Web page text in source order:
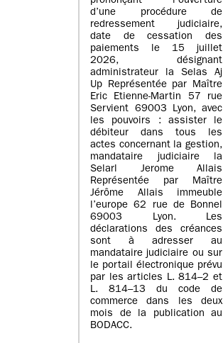
d’une procédure de
redressement judiciaire,
date de cessation des
paiements le 15 juillet
2026, désignant
administrateur la Selas Aj
Up Représentée par Maître
Eric Etienne-Martin 57 rue
Servient 69003 Lyon, avec
les pouvoirs : assister le
débiteur dans tous les
actes concernant la gestion,
mandataire judiciaire la
Selarl Jerome Allais
Représentée par Maître
Jérôme Allais immeuble
l’europe 62 rue de Bonnel
69003 Lyon. Les
déclarations des créances
sont à adresser au
mandataire judiciaire ou sur
le portail électronique prévu
par les articles L. 814–2 et
L. 814–13 du code de
commerce dans les deux
mois de la publication au
BODACC.